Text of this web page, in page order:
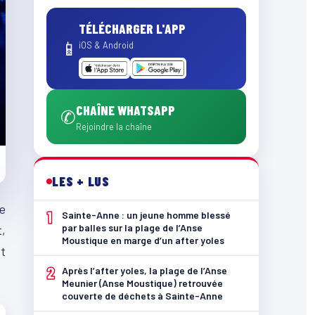
📱
TÉLÉCHARGER L'APP
iOS & Android
✆CHAÎNE WHATSAPP
Rejoindre la chaîne
LES + LUS
1
Sainte-Anne : un jeune homme blessé
par balles sur la plage de l’Anse
Moustique en marge d’un after yoles
2 Après l’after yoles, la plage de l’Anse
Meunier (Anse Moustique) retrouvée
couverte de déchets à Sainte-Anne